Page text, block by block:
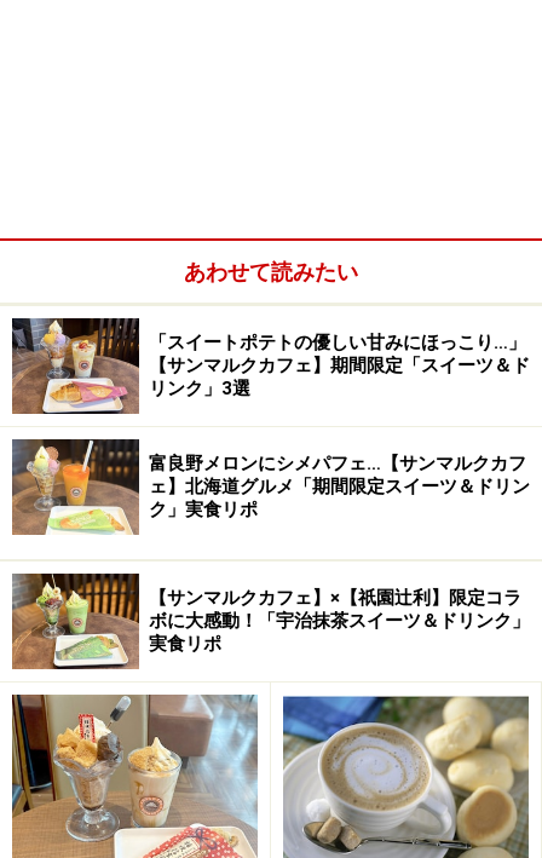
あわせて読みたい
「スイートポテトの優しい甘みにほっこり…」
【サンマルクカフェ】期間限定「スイーツ＆ド
リンク」3選
富良野メロンにシメパフェ…【サンマルクカフ
ェ】北海道グルメ「期間限定スイーツ＆ドリン
ク」実食リポ
【サンマルクカフェ】×【祇園辻利】限定コラ
ボに大感動！「宇治抹茶スイーツ＆ドリンク」
実食リポ